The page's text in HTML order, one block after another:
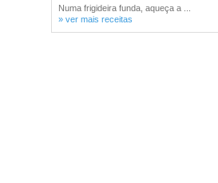
Numa frigideira funda, aqueça a ...
» ver mais receitas